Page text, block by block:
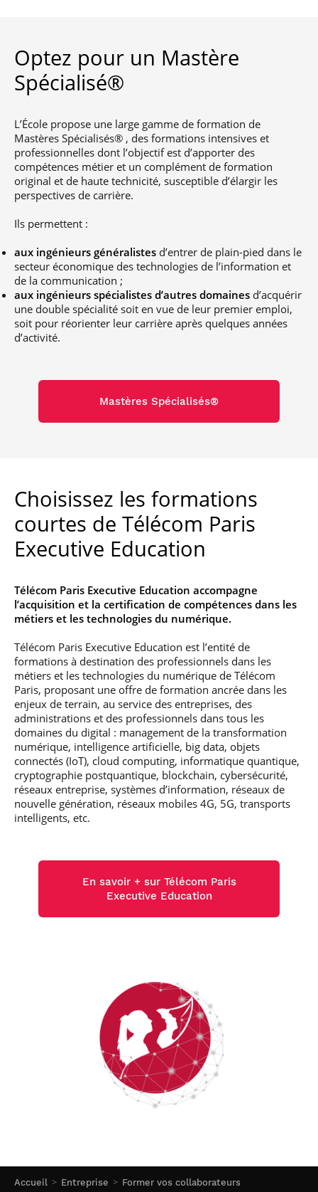
élèves impliqués
Enquête 1er emploi
donnant accès aux
Corps techniques de
Expert
cybersécurité des
réseaux et des
Intelligence
Artificielle – Expert
Data & MLops
Intelligence
Artificielle
autonome
Vous êtes admis,
Financement
Entreprises &
solutions Mastère
Spécialisé
Brochures &
Mastère Spécialisé
• Diplômé
• Créateur d’entreprise
Accueil Entreprise Former vos collaborateurs
Optez pour un Mastère
Spécialisé®
L’École propose une large gamme de formation de
Mastères Spécialisés® , des formations intensives et
professionnelles dont l’objectif est d’apporter des
compétences métier et un complément de formation
original et de haute technicité, susceptible d’élargir les
perspectives de carrière.
Ils permettent :
aux ingénieurs généralistes d’entrer de plain-pied dans le
secteur économique des technologies de l’information et
de la communication ;
aux ingénieurs spécialistes d’autres domaines d’acquérir
une double spécialité soit en vue de leur premier emploi,
soit pour réorienter leur carrière après quelques années
d’activité.
Mastères Spécialisés®
Choisissez les formations
courtes de Télécom Paris
Executive Education
Télécom Paris Executive Education accompagne
l’acquisition et la certification de compétences dans les
métiers et les technologies du numérique.
Télécom Paris Executive Education est l’entité de
formations à destination des professionnels dans les
métiers et les technologies du numérique de Télécom
Paris, proposant une offre de formation ancrée dans les
enjeux de terrain, au service des entreprises, des
administrations et des professionnels dans tous les
domaines du digital : management de la transformation
numérique, intelligence artificielle, big data, objets
connectés (IoT), cloud computing, informatique quantique,
cryptographie postquantique, blockchain, cybersécurité,
réseaux entreprise, systèmes d’information, réseaux de
nouvelle génération, réseaux mobiles 4G, 5G, transports
intelligents, etc.
En savoir + sur Télécom Paris
Executive Education